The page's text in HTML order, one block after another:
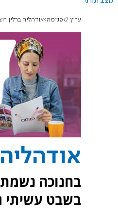
ערוץ 7 פנימה אודהליה ברלין
בחנוכה
בשבט עשיתי